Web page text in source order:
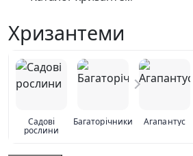
Хризантеми
Садові
рослини
Багаторічники Агапантус